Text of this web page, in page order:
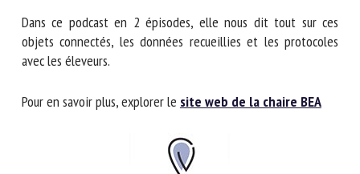
Dans ce podcast en 2 épisodes, elle nous dit tout sur ces
objets connectés, les données recueillies et les protocoles
avec les éleveurs.
Pour en savoir plus, explorer le site web de la chaire BEA
relation avec le CNR BEA. *
Les champs suivis de * sont obligatoires